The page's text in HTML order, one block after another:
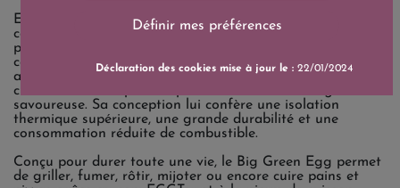
En 1974, Ed Fisher fonde Big Green Egg à Atlanta et
commence par importer ces kamados avant de les
perfectionner. Grâce aux avancées technologiques et à la
céramique développée par la NASA, l’EGG devient un
appareil de cuisson extérieur d’exception, offrant une
circulation d’air optimale pour une cuisson homogène et
savoureuse. Sa conception lui confère une isolation
thermique supérieure, une grande durabilité et une
consommation réduite de combustible.
Conçu pour durer toute une vie, le Big Green Egg permet
de griller, fumer, rôtir, mijoter ou encore cuire pains et
Définir mes préférences
Déclaration des cookies mise à jour le :22/01/2024